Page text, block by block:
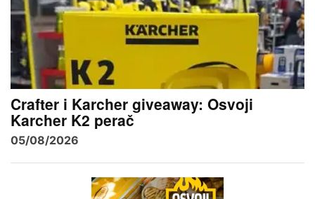
Crafter i Karcher giveaway: Osvoji
Karcher K2 perač
05/08/2026